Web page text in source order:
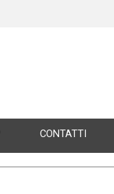
CONTATTI